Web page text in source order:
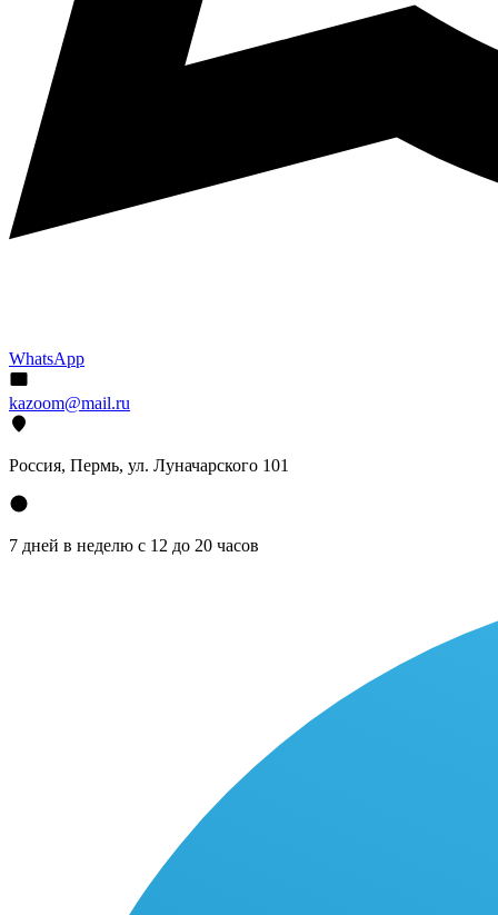
WhatsApp
kazoom@mail.ru
Россия, Пермь, ул. Луначарского 101
7 дней в неделю с 12 до 20 часов